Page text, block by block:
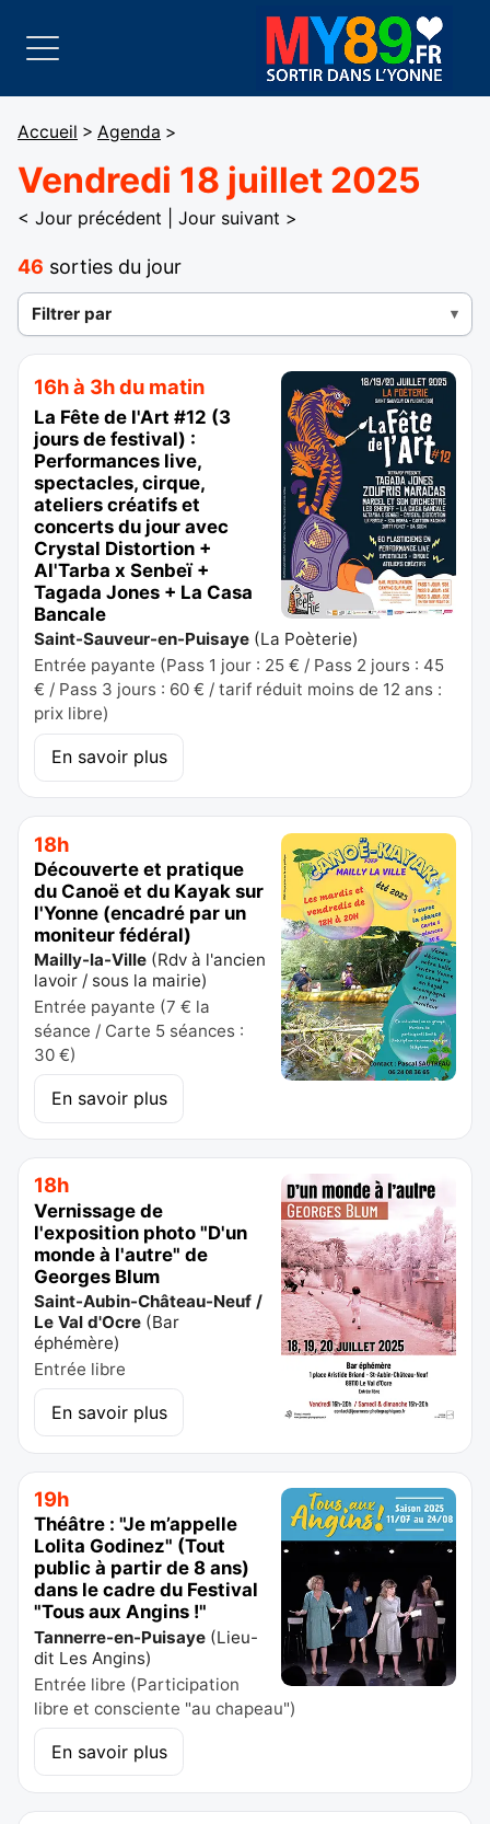
Accueil > Agenda >
Vendredi 18 juillet 2025
< Jour précédent Jour suivant >
46 sorties du jour
Filtrer par
16h à 3h du matin
La Fête de l'Art #12 (3
jours de festival) :
Performances live,
spectacles, cirque,
ateliers créatifs et
concerts du jour avec
Crystal Distortion +
Al'Tarba x Senbeï +
Tagada Jones + La Casa
Bancale
Saint-Sauveur-en-Puisaye (La Poèterie)
Entrée payante (Pass 1 jour : 25 € / Pass 2 jours : 45
€ / Pass 3 jours : 60 € / tarif réduit moins de 12 ans :
prix libre)
En savoir plus
18h
Découverte et pratique
du Canoë et du Kayak sur
l'Yonne (encadré par un
moniteur fédéral)
Mailly-la-Ville (Rdv à l'ancien
lavoir / sous la mairie)
Entrée payante (7 € la
séance / Carte 5 séances :
30 €)
En savoir plus
18h
Vernissage de
l'exposition photo "D'un
monde à l'autre" de
Georges Blum
Saint-Aubin-Château-Neuf /
Le Val d'Ocre (Bar
éphémère)
Entrée libre
En savoir plus
19h
Théâtre : "Je m’appelle
Lolita Godinez" (Tout
public à partir de 8 ans)
dans le cadre du Festival
"Tous aux Angins !"
Tannerre-en-Puisaye (Lieu-
dit Les Angins)
Entrée libre (Participation
libre et consciente "au chapeau")
En savoir plus